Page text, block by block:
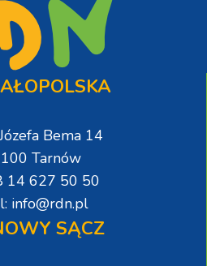
Bema 14
Tarnów
14 627 50 50
info@rdn.pl
SĄCZ